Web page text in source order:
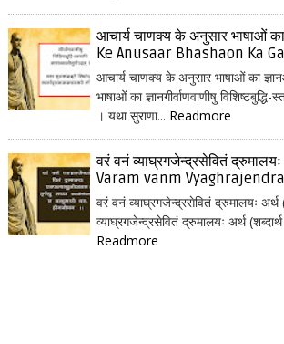
आचार्य चाणक्य के अनुसार भाषाओं
Ke Anusaar Bhashaon Ka
आचार्य चाणक्य के अनुसार भाषाओं का
भाषाओं का ज्ञानगीर्वाणवाणीषु विशिष्टबुद्धि-
। यथा सुराणा... Readmore
वरं वनं व्याघ्रगजेन्द्रसेवितं द्रुमालयः
Varam vanm
वरं वनं व्याघ्रगजेन्द्रसेवितं द्रुमालयः अर्थ
व्याघ्रगजेन्द्रसेवितं द्रुमालयः अर्थ
Readmore